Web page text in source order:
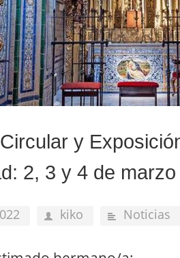
y
2, 3 y 4 de marzo
kiko Noticias